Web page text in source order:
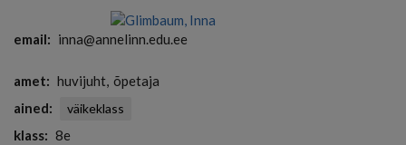
email inna@annelinn.edu.ee
amet huvijuht õpetaja
ained
väikeklass
klass
8e